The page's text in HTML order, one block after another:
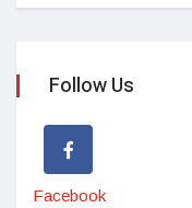
Follow Us
Facebook